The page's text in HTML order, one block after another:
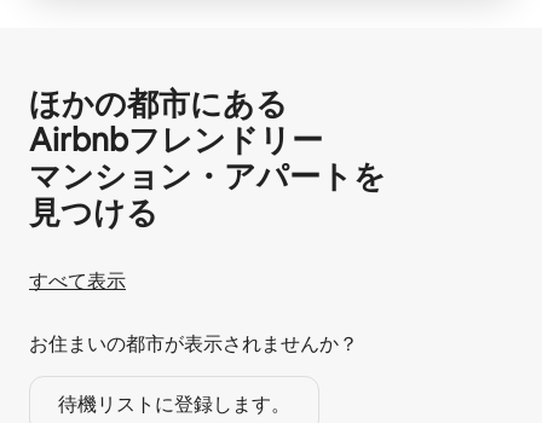
ほかの都市にある
Airbnb⁠フ⁠レ⁠ン⁠ド⁠リ⁠ー
マ⁠ン⁠シ⁠ョ⁠ン⁠・ア⁠パ⁠ー⁠ト⁠を
見⁠つ⁠け⁠る
すべて表示
お住まいの都市が表示されませんか？
待機リストに登録します。